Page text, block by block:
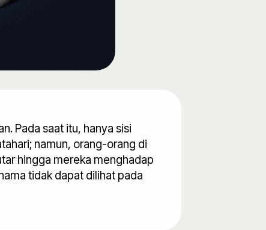
Pada saat itu, hanya sisi
namun, orang-orang di
hingga mereka menghadap
tidak dapat dilihat pada